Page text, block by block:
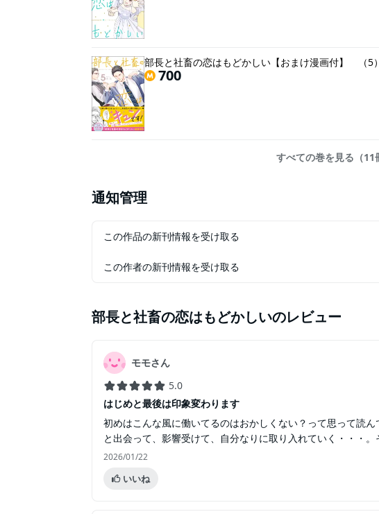
部長と社畜の恋はもどかしい【おまけ漫画付】 （5）
700
すべての巻を見る（11
通知管理
この作品の新刊情報を受け取る
この作者の新刊情報を受け取る
部長と社畜の恋はもどかしいのレビュー
モモさん
5.0
はじめと最後は印象変わります
初めはこんな風に働いてるのはおかしくない？って思って読
と出会って、影響受けて、自分なりに取り入れていく・・・。
2026/01/22
いいね